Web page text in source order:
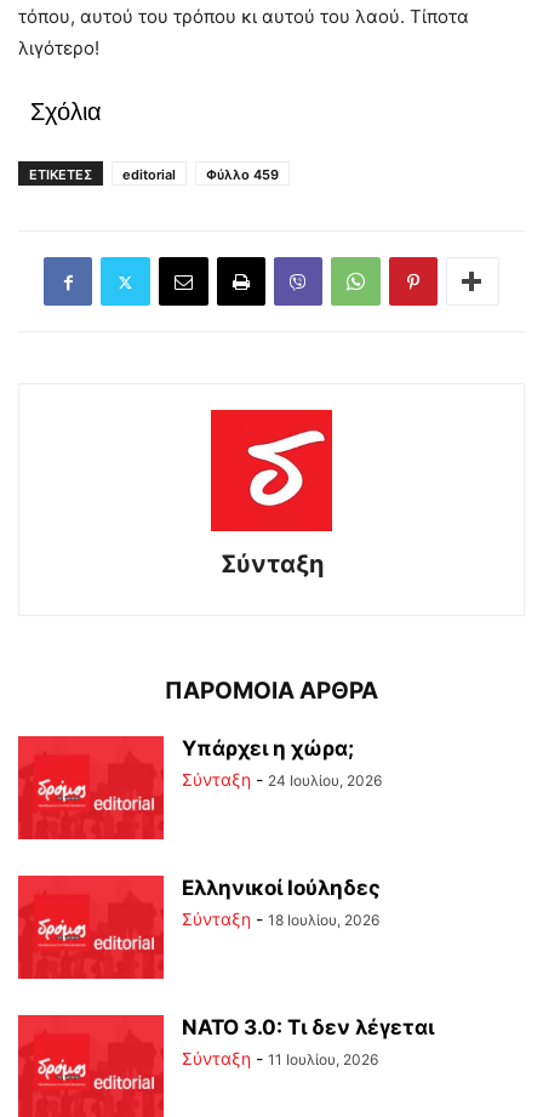
τόπου, αυτού του τρόπου κι αυτού του λαού. Τίποτα
λιγότερο!
Σχόλια
ΕΤΙΚΕΤΕΣ editorial Φύλλο 459
Σύνταξη
ΠΑΡΟΜΟΙΑ ΑΡΘΡΑ
Υπάρχει η χώρα;
Σύνταξη - 24 Ιουλίου, 2026
Ελληνικοί Ιούληδες
Σύνταξη - 18 Ιουλίου, 2026
ΝΑΤΟ 3.0: Τι δεν λέγεται
Σύνταξη - 11 Ιουλίου, 2026